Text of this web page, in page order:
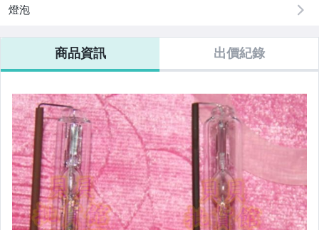
燈泡
商品資訊 出價紀錄